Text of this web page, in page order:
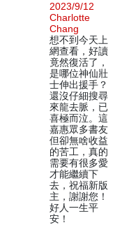
2023/9/12
Charlotte
Chang
想不到今天上
網查看，好讀
竟然復活了，
是哪位神仙壯
士伸出援手？
還沒仔細搜尋
來龍去脈，已
喜極而泣。這
嘉惠眾多書友
但卻無啥收益
的苦工，真的
需要有很多愛
才能繼續下
去，祝福新版
主，謝謝您！
好人一生平
安！